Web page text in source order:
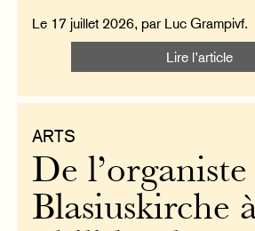
Le 17 juillet 2026, par Luc Grampivf.
Lire l’article
ARTS
De
Blasiuskirche